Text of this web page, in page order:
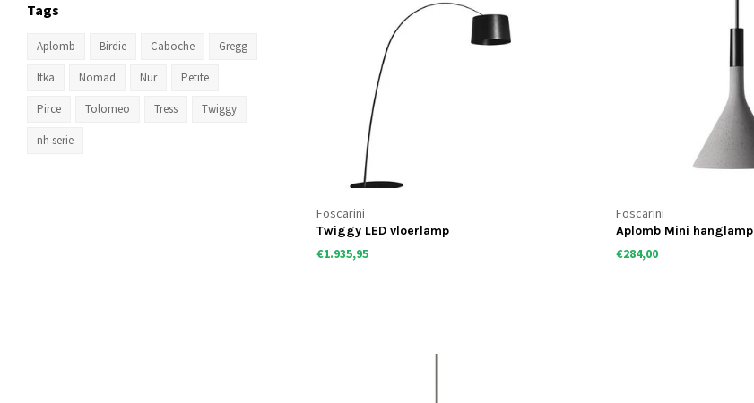
Tags
Aplomb Birdie Caboche Gregg
Itka Nomad Nur Petite
Pirce Tolomeo Tress Twiggy
nh serie
Foscarini
Twiggy LED vloerlamp
€1.935,95
Foscarini
Aplomb Mini hanglamp
€284,00